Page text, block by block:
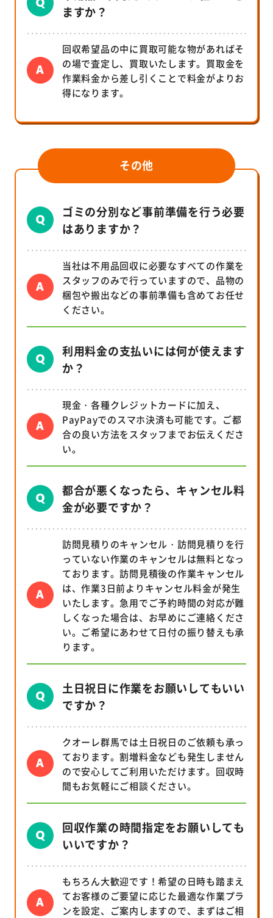
ますか？
回収希望品の中に買取可能な物があればそ
の場で査定し、買取いたします。買取金を
作業料金から差し引くことで料金がよりお
得になります。
その他
ゴミの分別など事前準備を行う必要
はありますか？
当社は不用品回収に必要なすべての作業を
スタッフのみで行っていますので、品物の
梱包や搬出などの事前準備も含めてお任せ
ください。
利用料金の支払いには何が使えます
か？
現金・各種クレジットカードに加え、
PayPayでのスマホ決済も可能です。ご都
合の良い方法をスタッフまでお伝えくださ
い。
都合が悪くなったら、キャンセル料
金が必要ですか？
訪問見積りのキャンセル・訪問見積りを行
っていない作業のキャンセルは無料となっ
ております。訪問見積後の作業キャンセル
は、作業3日前よりキャンセル料金が発生
いたします。急用でご予約時間の対応が難
しくなった場合は、お早めにご連絡くださ
い。ご希望にあわせて日付の振り替えも承
ります。
土日祝日に作業をお願いしてもいい
ですか？
クオーレ群馬では土日祝日のご依頼も承っ
ております。割増料金なども発生しません
ので安心してご利用いただけます。回収時
間もお気軽にご相談ください。
回収作業の時間指定をお願いしても
いいですか？
もちろん大歓迎です！希望の日時も踏まえ
てお客様のご要望に応じた最適な作業プラ
ンを設定、ご案内しますので、まずはご相